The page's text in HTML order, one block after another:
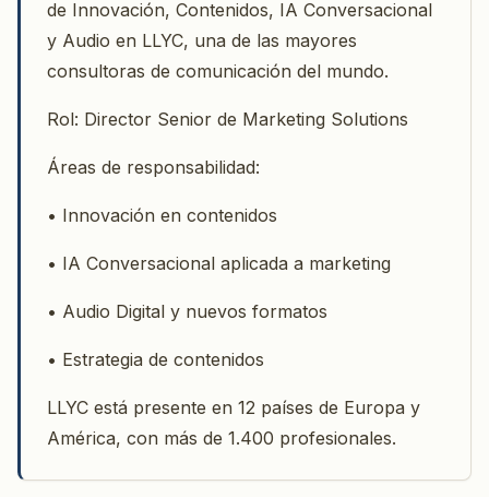
de Innovación, Contenidos, IA Conversacional
y Audio en LLYC, una de las mayores
consultoras de comunicación del mundo.
Rol: Director Senior de Marketing Solutions
Áreas de responsabilidad:
• Innovación en contenidos
• IA Conversacional aplicada a marketing
• Audio Digital y nuevos formatos
• Estrategia de contenidos
LLYC está presente en 12 países de Europa y
América, con más de 1.400 profesionales.